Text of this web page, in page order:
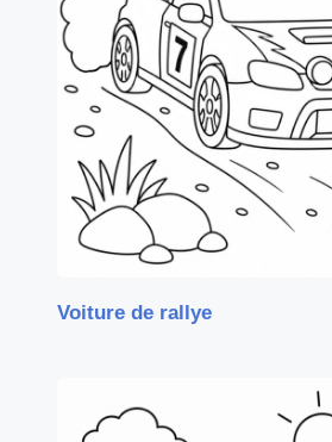
Voiture de rallye